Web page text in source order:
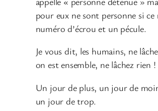
pour eux ne sont personne si ce
numéro d’écrou et un pécule.
Je vous dit, les humains, ne
on est ensemble, ne lâchez rien !
Un jour de plus, un jour de
un jour de trop.